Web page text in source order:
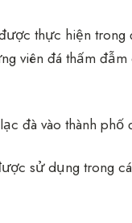
thực hiện trong
viên đá thấm đẫm
đà vào thành phố
sử dụng trong